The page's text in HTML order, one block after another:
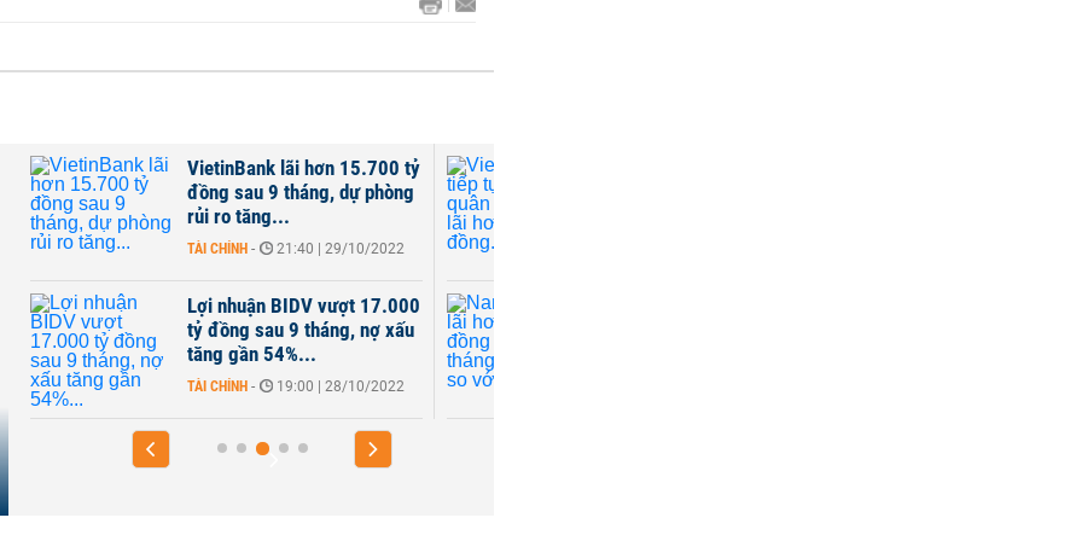
VietinBank lãi hơn 15.700 tỷ
đồng sau 9 tháng, dự phòng
rủi ro tăng...
TÀI CHÍNH - 21:40 | 29/10/2022
Lợi nhuận BIDV vượt 17.000
tỷ đồng sau 9 tháng, nợ xấu
tăng gần 54%...
TÀI CHÍNH - 19:00 | 28/10/2022